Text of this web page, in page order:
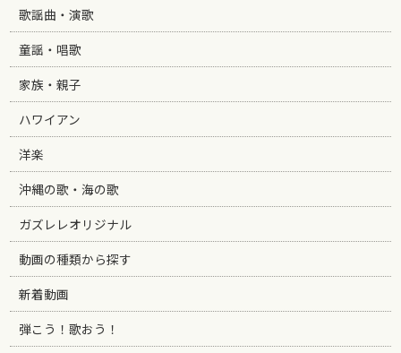
歌謡曲・演歌
童謡・唱歌
家族・親子
ハワイアン
洋楽
沖縄の歌・海の歌
ガズレレオリジナル
動画の種類から探す
新着動画
弾こう！歌おう！